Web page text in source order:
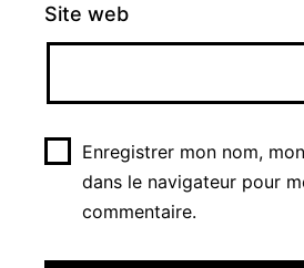
Site web
Enregistrer mon nom,
dans le navigateur pour
commentaire.